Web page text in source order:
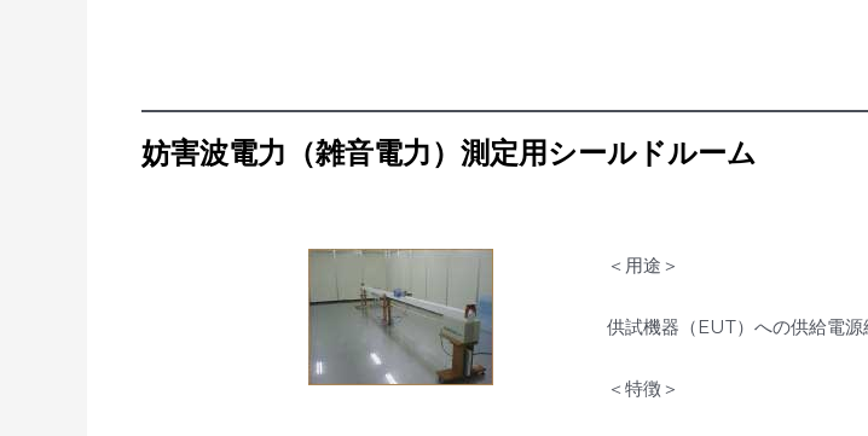
妨害波電力（雑音電力）測定用シールドルーム
＜用途＞
供試機器（EUT）への供給電源
＜特徴＞